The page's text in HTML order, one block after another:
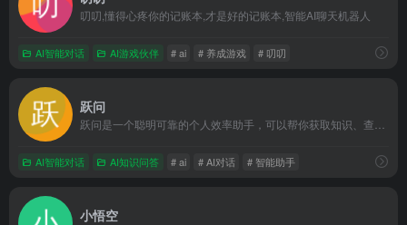
叨叨,懂得心疼你的记账本,才是好的记账本,智能AI聊天机器人
AI智能对话 AI游戏伙伴 # ai # 养成游戏 # 叨叨
跃问
AI智能对话 AI知识问答 # ai # AI对话 # 智能助手
小悟空